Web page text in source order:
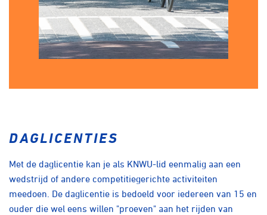
DAGLICENTIES
Met de daglicentie kan je als KNWU-lid eenmalig aan een
wedstrijd of andere competitiegerichte activiteiten
meedoen. De daglicentie is bedoeld voor iedereen van 15 en
ouder die wel eens willen "proeven" aan het rijden van